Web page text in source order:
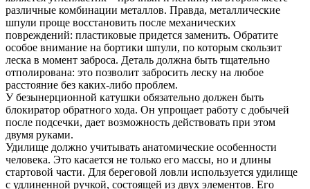
различные комбинации металлов. Правда, металлические
шпули проще восстановить после механических
повреждений: пластиковые придется заменить. Обратите
особое внимание на бортики шпули, по которым скользит
леска в момент заброса. Деталь должна быть тщательно
отполирована: это позволит забросить леску на любое
расстояние без каких-либо проблем.
У безынерционной катушки обязательно должен быть
блокиратор обратного хода. Он упрощает работу с добычей
после подсечки, дает возможность действовать при этом
двумя руками.
Удилище должно учитывать анатомические особенности
человека. Это касается не только его массы, но и длины
стартовой части. Для береговой ловли используется удилище
с удлиненной ручкой, состоящей из двух элементов. Его